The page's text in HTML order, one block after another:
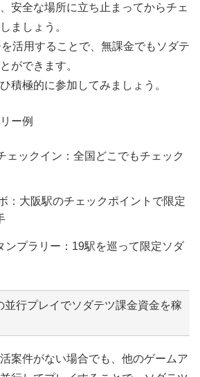
安全な場所に立ち止まってからチェ
ましょう。
活用することで、無課金でもソダテ
ができます。
積極的に参加してみましょう。
ー例
ェックイン：全国どこでもチェック
：大阪駅のチェックポイントで限定
ンプラリー：19駅を巡って限定ソダ
並行プレイでソダテツ課金資金を稼
案件がない場合でも、他のゲームア